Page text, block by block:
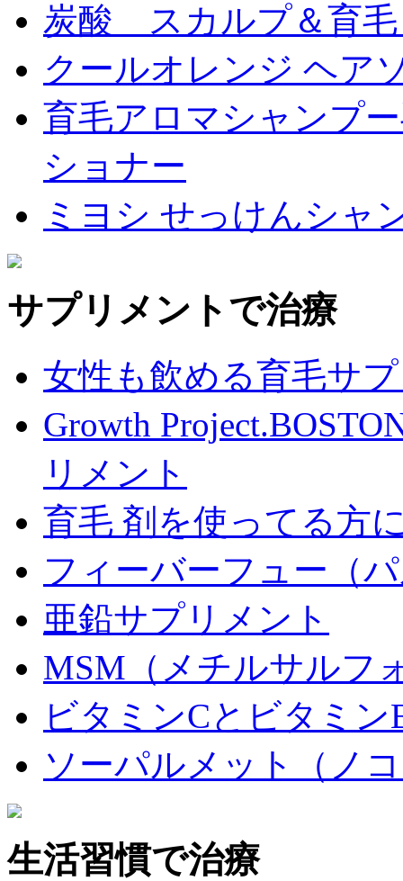
炭酸 スカルプ＆育
クールオレンジ ヘア
育毛アロマシャンプ
ショナー
ミヨシ せっけんシャ
サプリメントで治療
女性も飲める育毛サ
Growth
リメント
育毛 剤を使ってる方
フィーバーフュー（
亜鉛サプリメント
MSM（メチルサルフ
ビタミンCとビタミ
ソーパルメット（ノ
生活習慣で治療